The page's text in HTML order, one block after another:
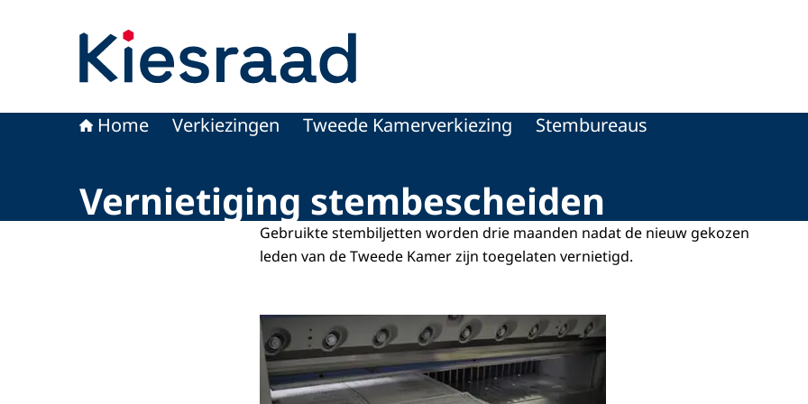
Home Verkiezingen Tweede Kamerverkiezing Stembureaus
Vernietiging stembescheiden
Gebruikte stembiljetten worden drie maanden nadat de nieuw gekozen
leden van de Tweede Kamer zijn toegelaten vernietigd.